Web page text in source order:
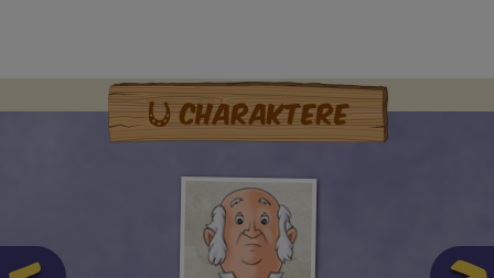
Charaktere